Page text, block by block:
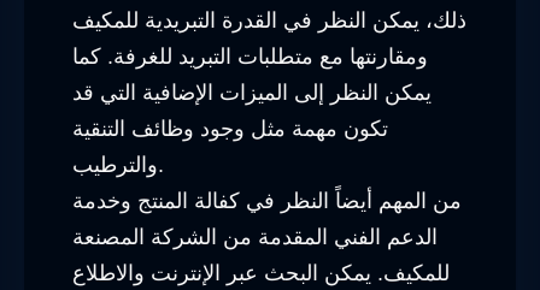
ذلك، يمكن النظر في القدرة التبريدية للمكيف
ومقارنتها مع متطلبات التبريد للغرفة. كما
يمكن النظر إلى الميزات الإضافية التي قد
تكون مهمة مثل وجود وظائف التنقية
والترطيب.
من المهم أيضاً النظر في كفالة المنتج وخدمة
الدعم الفني المقدمة من الشركة المصنعة
للمكيف. يمكن البحث عبر الإنترنت والاطلاع